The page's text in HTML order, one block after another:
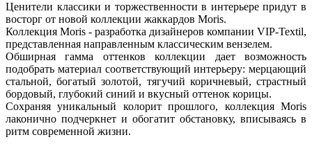
Ценители классики и торжественности в интерьере придут в
восторг от новой коллекции жаккардов Moris.
Коллекция Moris - разработка дизайнеров компании VIP-Textil,
представленная направленным классическим вензелем.
Обширная гамма оттенков коллекции дает возможность
подобрать материал соответствующий интерьеру: мерцающий
стальной, богатый золотой, тягучий коричневый, страстный
бордовый, глубокий синий и вкусный оттенок корицы.
Сохраняя уникальный колорит прошлого, коллекция Moris
лаконично подчеркнет и обогатит обстановку, вписываясь в
ритм современной жизни.